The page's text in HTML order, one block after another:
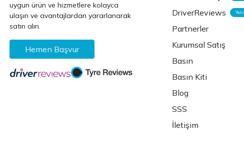
uygun ürün ve hizmetlere kolayca
ulaşın ve avantajlardan yararlanarak
satın alın.
Hemen Başvur
DriverReviews Yeni
Partnerler
Kurumsal Satış
Basın
Basın Kiti
Blog
SSS
İletişim